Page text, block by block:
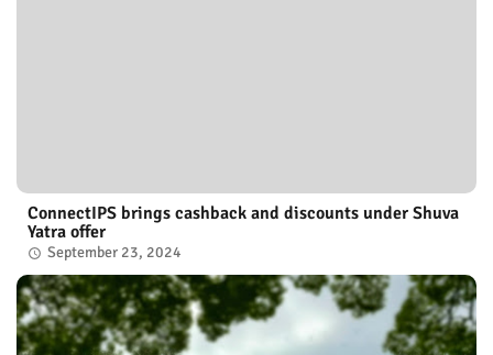
ConnectIPS brings cashback and discounts under Shuva
Yatra offer
September 23, 2024